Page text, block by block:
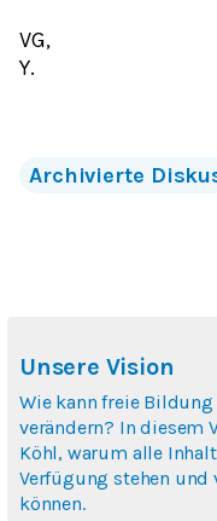
VG,
Y.
Archivierte
Unsere Vision
Wie kann freie
verändern? In diesem
Köhl, warum alle
Verfügung stehen
können.